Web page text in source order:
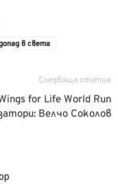
в света
Следваща статия
for Life World Run
Велчо Соколов